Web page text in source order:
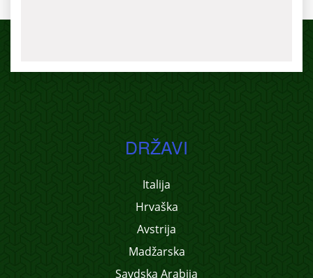
DRŽAVI
Italija
Hrvaška
Avstrija
Madžarska
Savdska Arabija